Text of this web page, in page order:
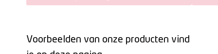
Voorbeelden van onze producten vind